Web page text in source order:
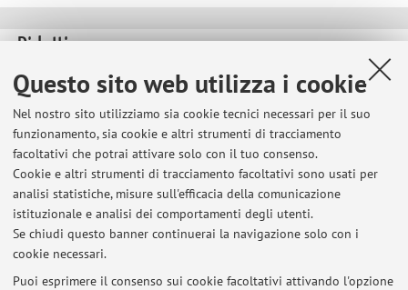
Questo sito web utilizza i cookie
Nel nostro sito utilizziamo sia cookie tecnici necessari per il suo
funzionamento, sia cookie e altri strumenti di tracciamento
facoltativi che potrai attivare solo con il tuo consenso.
Cookie e altri strumenti di tracciamento facoltativi sono usati per
analisi statistiche, misure sull'efficacia della comunicazione
istituzionale e analisi dei comportamenti degli utenti.
Se chiudi questo banner continuerai la navigazione solo con i
cookie necessari.
Puoi esprimere il consenso sui cookie facoltativi attivando l'opzione
Didattica
Attività
Anno Accademico
Non sono presenti attività didattiche per l'A.A.2026-2027
Ultimi avvisi